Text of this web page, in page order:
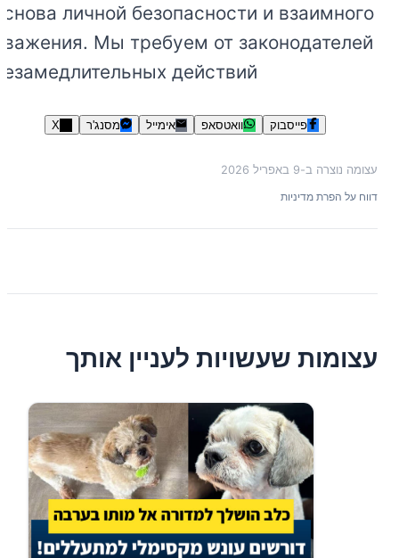
личной безопасности и взаимного
Мы требуем от законодателей
действий
פייסבוק וואטסאפ אימייל מסנג'ר X
עצומה נוצרה ב-9 באפריל 2026
דווח על הפרת מדיניות
עצומות שעשויות לעניין אותך